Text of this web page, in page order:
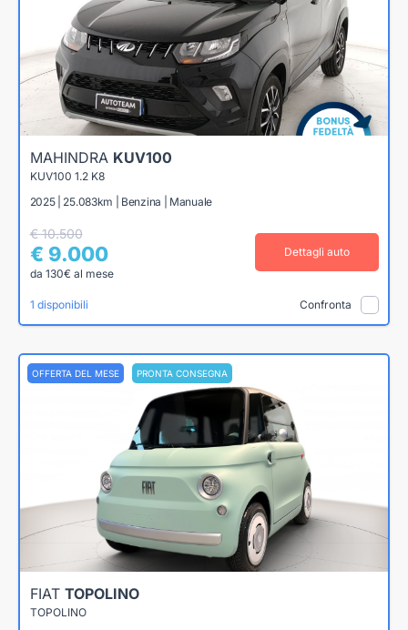
MAHINDRA KUV100
KUV100 1.2 K8
2025 | 25.083km | Benzina | Manuale
€ 10.500
€ 9.000
da 130€ al mese
Dettagli auto
1 disponibili Confronta
OFFERTA DEL MESE PRONTA CONSEGNA
FIAT TOPOLINO
TOPOLINO